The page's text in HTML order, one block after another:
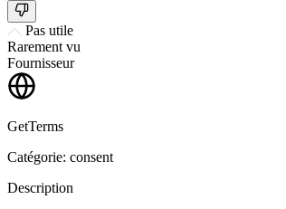
Pas utile
Rarement vu
Fournisseur
GetTerms
Catégorie: consent
Description